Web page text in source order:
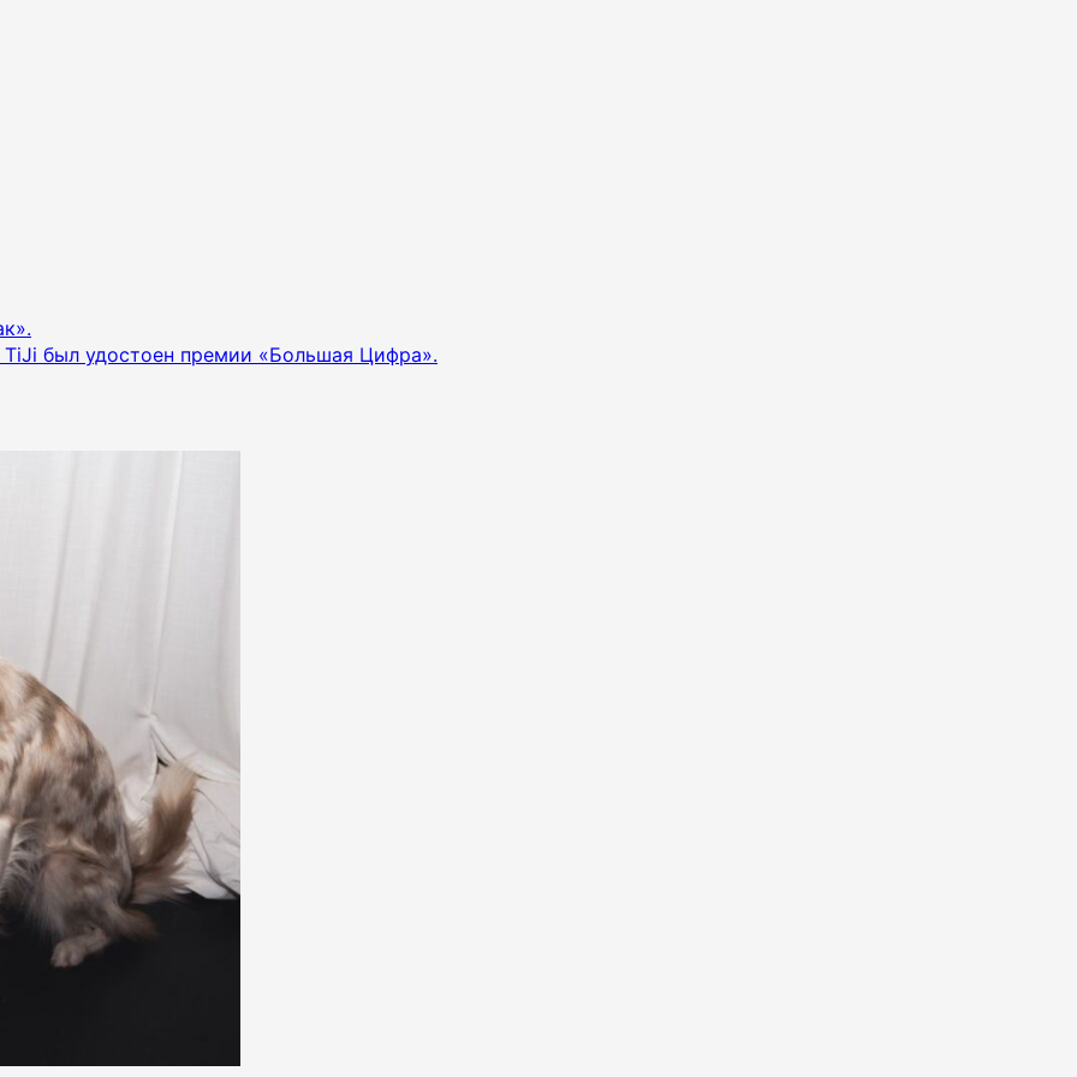
был удостоен премии «Большая Цифра».